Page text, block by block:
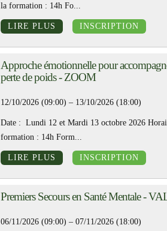
la formation : 14h Fo...
LIRE PLUS INSCRIPTION
Approche émotionnelle pour
perte de poids - ZOOM
12/10/2026 (09:00) – 13/10/2026 (18:00)
Date : Lundi 12 et Mardi 13 octobre 2026
formation : 14h Form...
LIRE PLUS INSCRIPTION
Premiers Secours en Santé Mentale -
06/11/2026 (09:00) – 07/11/2026 (18:00)